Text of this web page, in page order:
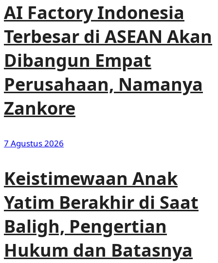
AI Factory Indonesia
Terbesar di ASEAN Akan
Dibangun Empat
Perusahaan, Namanya
Zankore
7 Agustus 2026
Keistimewaan Anak
Yatim Berakhir di Saat
Baligh, Pengertian
Hukum dan Batasnya